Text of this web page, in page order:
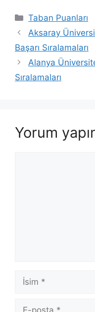
Kategoriler
Taban Puanları
Aksaray
Başarı Sıralamaları
Alanya
Sıralamaları
Yorum
İsim